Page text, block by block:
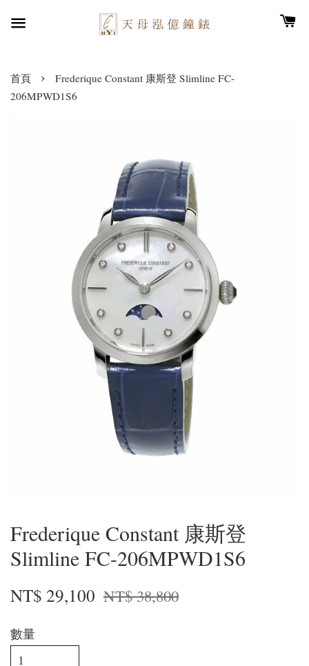
首頁 ›
Frederique Constant 康斯登 Slimline FC-
206MPWD1S6
Frederique Constant 康斯登
Slimline FC-206MPWD1S6
NT$ 29,100 NT$ 38,800
數量